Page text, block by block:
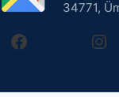
34771,
facebook